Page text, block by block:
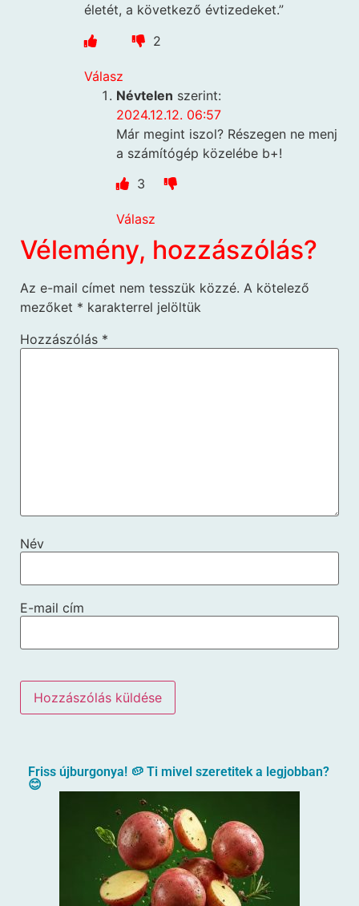
életét, a következő évtizedeket.”
2
Válasz
Névtelen szerint:
2024.12.12. 06:57
Már megint iszol? Részegen ne menj
a számítógép közelébe b+!
3
Válasz
Vélemény, hozzászólás?
Az e-mail címet nem tesszük közzé. A kötelező
mezőket * karakterrel jelöltük
Hozzászólás *
Név
E-mail cím
Friss újburgonya! 🥔 Ti mivel szeretitek a legjobban?
😊